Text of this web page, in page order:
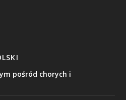
pośród chorych i